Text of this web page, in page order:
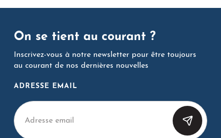
On se tient au courant ?
Inscrivez-vous à notre newsletter pour être toujours
au courant de nos dernières nouvelles
ADRESSE EMAIL